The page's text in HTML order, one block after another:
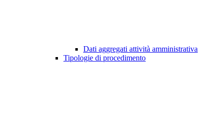
Dati aggregati attività amministrativa
Tipologie di procedimento